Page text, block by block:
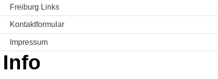
Freiburg Links
Kontaktformular
Impressum
Info